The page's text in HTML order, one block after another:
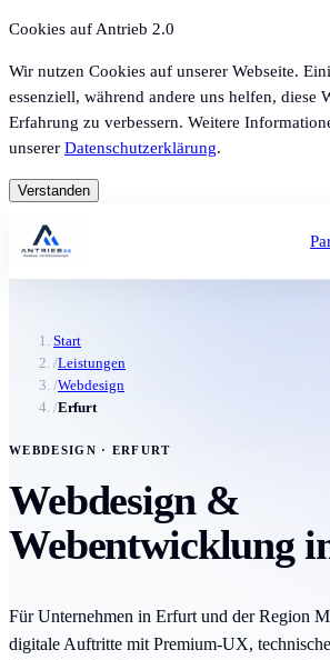
Cookies auf Antrieb 2.0
Wir nutzen Cookies auf unserer Webseite.
essenziell, während andere uns helfen, diese
Erfahrung zu verbessern. Weitere
unserer Datenschutzerklärung.
Verstanden
Start
/Leistungen
/Webdesign
/Erfurt
WEBDESIGN · ERFURT
Webdesign &
Webentwicklung
Für Unternehmen in Erfurt und der Region
digitale Auftritte mit Premium-UX,